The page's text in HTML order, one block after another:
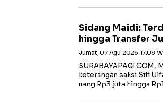
Sidang Maidi:
hingga Transfer
Jumat, 07 Agu 2026 17:08
‎SURABAYAPAGI.COM,
keterangan saksi Siti
uang Rp3 juta hingga